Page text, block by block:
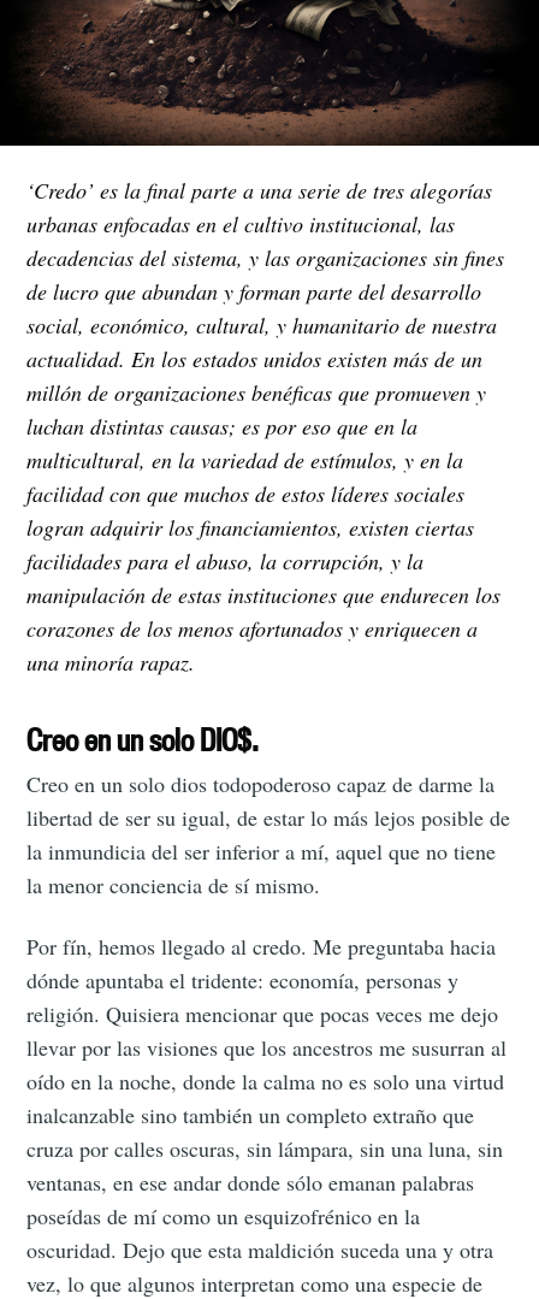
‘Credo’ es la final parte a una serie de tres alegorías
urbanas enfocadas en el cultivo institucional, las
decadencias del sistema, y las organizaciones sin fines
de lucro que abundan y forman parte del desarrollo
social, económico, cultural, y humanitario de nuestra
actualidad. En los estados unidos existen más de un
millón de organizaciones benéficas que promueven y
luchan distintas causas; es por eso que en la
multicultural, en la variedad de estímulos, y en la
facilidad con que muchos de estos líderes sociales
logran adquirir los financiamientos, existen ciertas
facilidades para el abuso, la corrupción, y la
manipulación de estas instituciones que endurecen los
corazones de los menos afortunados y enriquecen a
una minoría rapaz.
Creo en un solo DIO$.
Creo en un solo dios todopoderoso capaz de darme la
libertad de ser su igual, de estar lo más lejos posible de
la inmundicia del ser inferior a mí, aquel que no tiene
la menor conciencia de sí mismo.
Por fín, hemos llegado al credo. Me preguntaba hacia
dónde apuntaba el tridente: economía, personas y
religión. Quisiera mencionar que pocas veces me dejo
llevar por las visiones que los ancestros me susurran al
oído en la noche, donde la calma no es solo una virtud
inalcanzable sino también un completo extraño que
cruza por calles oscuras, sin lámpara, sin una luna, sin
ventanas, en ese andar donde sólo emanan palabras
poseídas de mí como un esquizofrénico en la
oscuridad. Dejo que esta maldición suceda una y otra
vez, lo que algunos interpretan como una especie de